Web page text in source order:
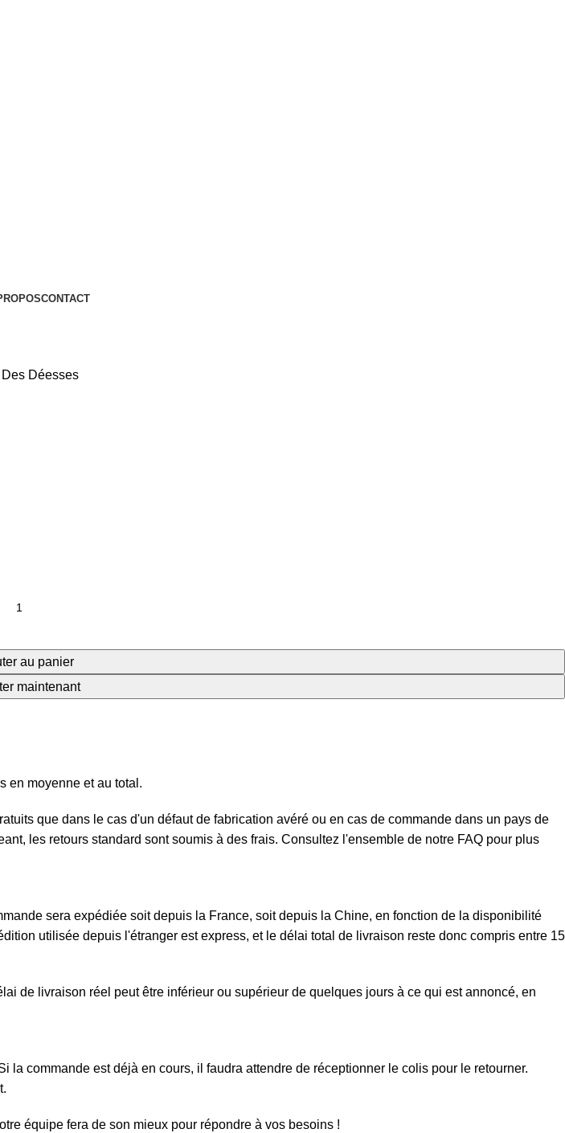
CONTACT
Déesses
au panier
maintenant
en moyenne et au total.
que dans le cas d'un défaut de fabrication avéré ou en cas de commande dans un pays de
les retours standard sont soumis à des frais. Consultez l'ensemble de notre FAQ pour plus
sera expédiée soit depuis la France, soit depuis la Chine, en fonction de la disponibilité
utilisée depuis l'étranger est express, et le délai total de livraison reste donc compris entre 15
de livraison réel peut être inférieur ou supérieur de quelques jours à ce qui est annoncé, en
la commande est déjà en cours, il faudra attendre de réceptionner le colis pour le retourner.
équipe fera de son mieux pour répondre à vos besoins !